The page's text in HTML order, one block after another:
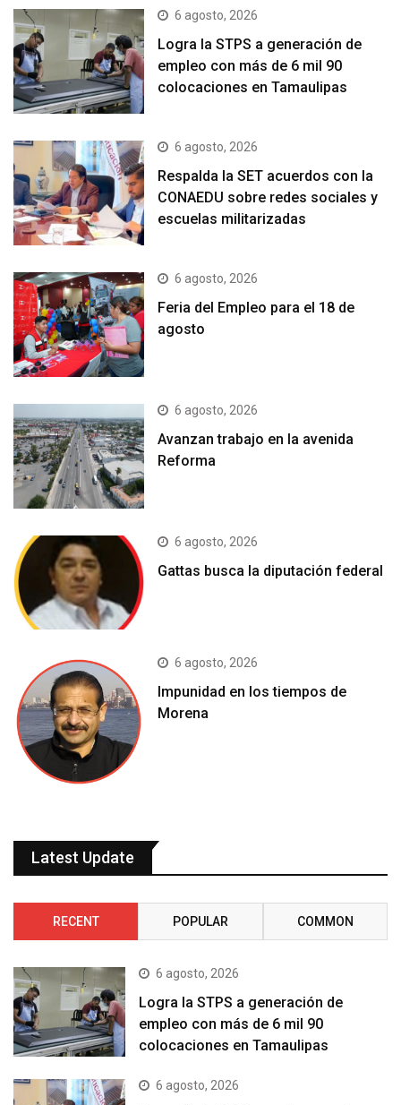
6 agosto, 2026
Logra la STPS a generación de
empleo con más de 6 mil 90
colocaciones en Tamaulipas
6 agosto, 2026
Respalda la SET acuerdos con la
CONAEDU sobre redes sociales y
escuelas militarizadas
6 agosto, 2026
Feria del Empleo para el 18 de
agosto
6 agosto, 2026
Avanzan trabajo en la avenida
Reforma
6 agosto, 2026
Gattas busca la diputación federal
6 agosto, 2026
Impunidad en los tiempos de
Morena
Latest Update
RECENT POPULAR COMMON
6 agosto, 2026
Logra la STPS a generación de
empleo con más de 6 mil 90
colocaciones en Tamaulipas
6 agosto, 2026